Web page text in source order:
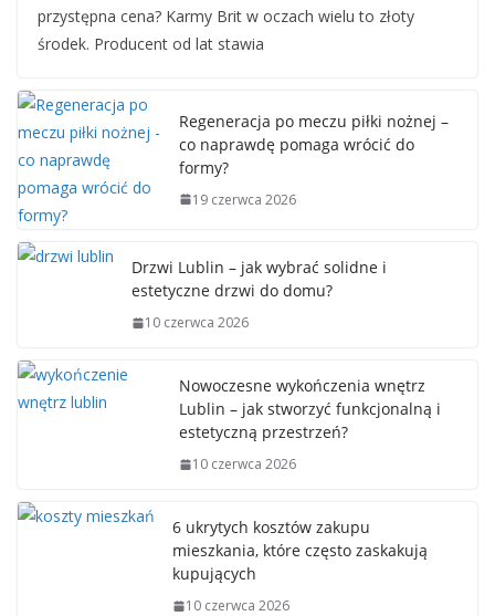
przystępna cena? Karmy Brit w oczach wielu to złoty
środek. Producent od lat stawia
Regeneracja po meczu piłki nożnej –
co naprawdę pomaga wrócić do
formy?
19 czerwca 2026
Drzwi Lublin – jak wybrać solidne i
estetyczne drzwi do domu?
10 czerwca 2026
Nowoczesne wykończenia wnętrz
Lublin – jak stworzyć funkcjonalną i
estetyczną przestrzeń?
10 czerwca 2026
6 ukrytych kosztów zakupu
mieszkania, które często zaskakują
kupujących
10 czerwca 2026